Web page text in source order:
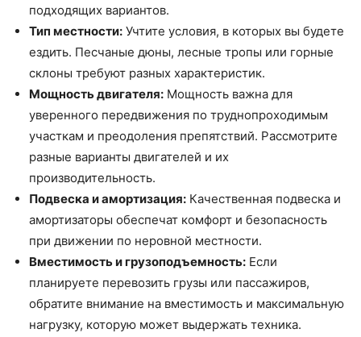
подходящих вариантов.
Тип местности: Учтите условия, в которых вы будете
ездить. Песчаные дюны, лесные тропы или горные
склоны требуют разных характеристик.
Мощность двигателя: Мощность важна для
уверенного передвижения по труднопроходимым
участкам и преодоления препятствий. Рассмотрите
разные варианты двигателей и их
производительность.
Подвеска и амортизация: Качественная подвеска и
амортизаторы обеспечат комфорт и безопасность
при движении по неровной местности.
Вместимость и грузоподъемность: Если
планируете перевозить грузы или пассажиров,
обратите внимание на вместимость и максимальную
нагрузку, которую может выдержать техника.